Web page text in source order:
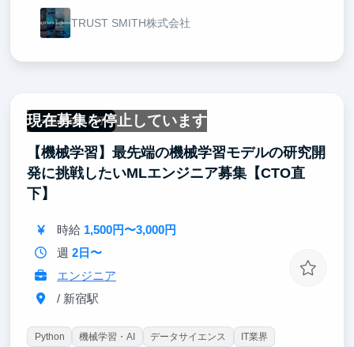
TRUST SMITH株式会社
現在募集を停止しています
一部リモート可
【機械学習】最先端の機械学習モデルの研究開
発に挑戦したいMLエンジニア募集【CTO直
下】
時給 1,500円〜3,000円
週 2日〜
エンジニア
/ 新宿駅
Python 機械学習・AI データサイエンス
IT業界